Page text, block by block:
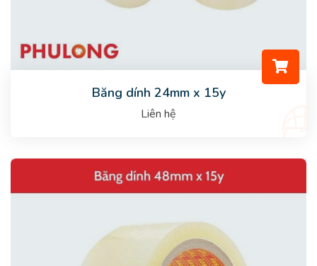
Băng dính 24mm x 15y
Liên hệ